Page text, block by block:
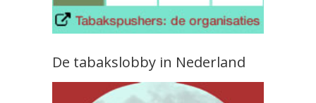
De tabakslobby in Nederland